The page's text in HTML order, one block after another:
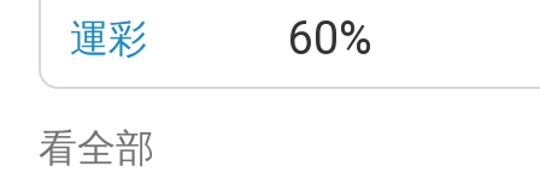
運彩 60%
看全部